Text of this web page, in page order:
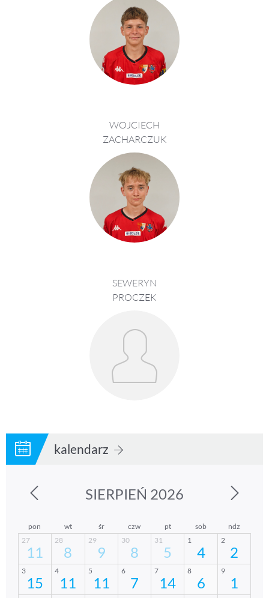
WOJCIECH
ZACHARCZUK
SEWERYN
PROCZEK
kalendarz